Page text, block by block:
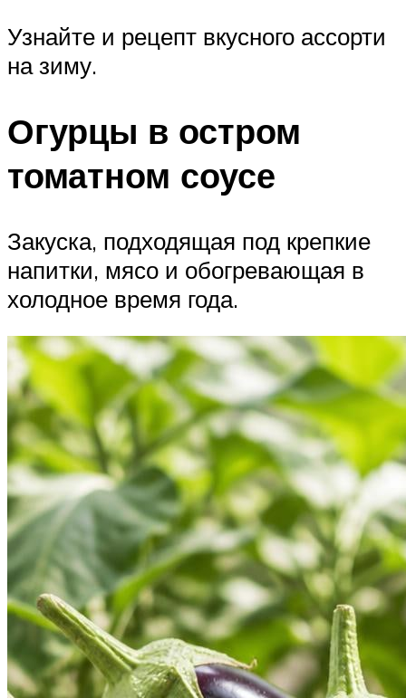
Узнайте и рецепт вкусного ассорти
на зиму.
Огурцы в остром
томатном соусе
Закуска, подходящая под крепкие
напитки, мясо и обогревающая в
холодное время года.